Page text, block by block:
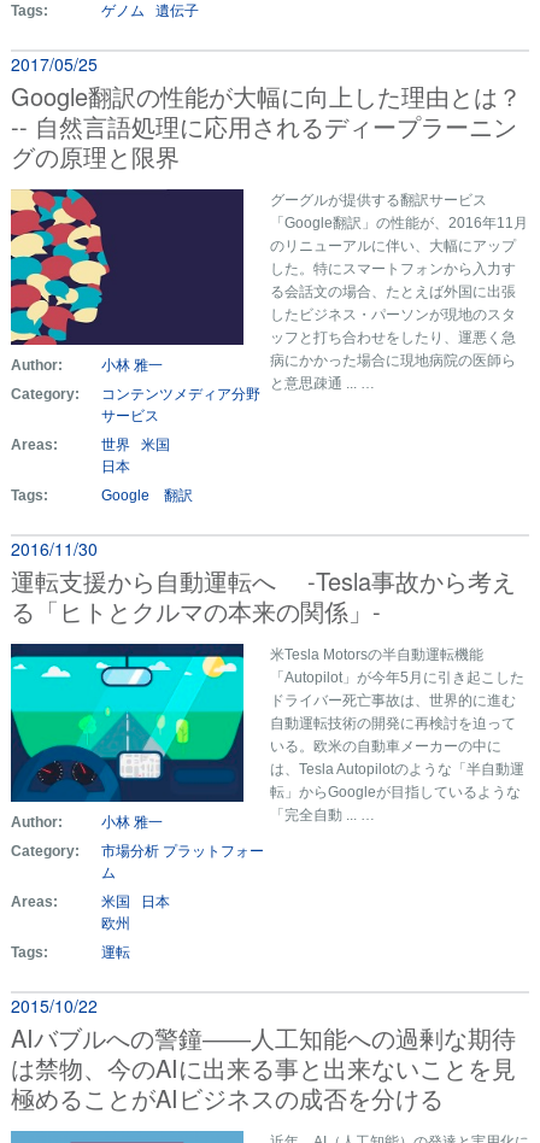
Tags:
ゲノム 遺伝子
2017/05/25
Google翻訳の性能が大幅に向上した理由とは？
-- 自然言語処理に応用されるディープラーニン
グの原理と限界
グーグルが提供する翻訳サービス
「Google翻訳」の性能が、2016年11月
のリニューアルに伴い、大幅にアップ
した。特にスマートフォンから入力す
る会話文の場合、たとえば外国に出張
したビジネス・パーソンが現地のスタ
ッフと打ち合わせをしたり、運悪く急
病にかかった場合に現地病院の医師ら
と意思疎通 ... …
Author:
小林 雅一
Category:
コンテンツメディア分野
サービス
Areas:
世界
米国
日本
Tags:
Google 翻訳
2016/11/30
運転支援から自動運転へ -Tesla事故から考え
る「ヒトとクルマの本来の関係」-
米Tesla Motorsの半自動運転機能
「Autopilot」が今年5月に引き起こした
ドライバー死亡事故は、世界的に進む
自動運転技術の開発に再検討を迫って
いる。欧米の自動車メーカーの中に
は、Tesla Autopilotのような「半自動運
転」からGoogleが目指しているような
「完全自動 ... …
Author:
小林 雅一
Category:
市場分析 プラットフォー
ム
Areas:
米国
日本
欧州
Tags:
運転
2015/10/22
AIバブルへの警鐘――人工知能への過剰な期待
は禁物、今のAIに出来る事と出来ないことを見
極めることがAIビジネスの成否を分ける